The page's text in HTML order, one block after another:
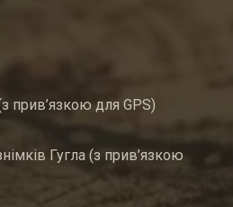
прив’язкою для GPS)
Гугла (з прив’язкою